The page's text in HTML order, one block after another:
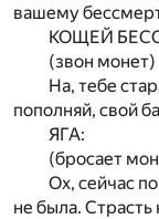
вашему
КОЩЕЙ
(звон монет)
На, тебе
пополняй, свой
ЯГА:
(бросает
Ох, сейчас
не была. Страсть